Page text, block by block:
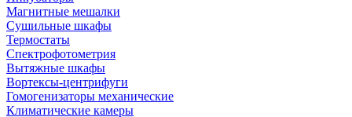
Магнитные мешалки
Сушильные шкафы
Термостаты
Спектрофотометрия
Вытяжные шкафы
Вортексы-центрифуги
Гомогенизаторы механические
Климатические камеры